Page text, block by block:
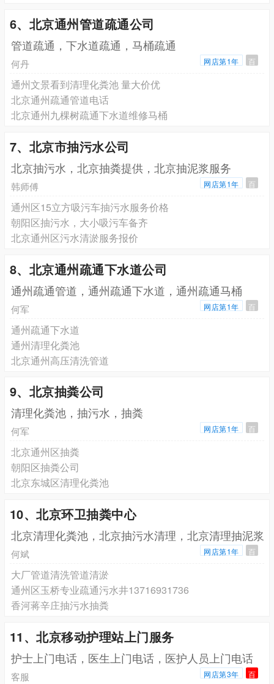
6、北京通州管道疏通公司
管道疏通，下水道疏通，马桶疏通
何丹 网店第1年 百
通州文景看到清理化粪池 量大价优
北京通州疏通管道电话
北京通州九棵树疏通下水道维修马桶
7、北京市抽污水公司
北京抽污水，北京抽粪提供，北京抽泥浆服务
韩师傅 网店第1年 百
通州区15立方吸污车抽污水服务价格
朝阳区抽污水，大小吸污车备齐
北京通州区污水清淤服务报价
8、北京通州疏通下水道公司
通州疏通管道，通州疏通下水道，通州疏通马桶
何军 网店第1年 百
通州疏通下水道
通州清理化粪池
北京通州高压清洗管道
9、北京抽粪公司
清理化粪池，抽污水，抽粪
何军 网店第1年 百
北京通州区抽粪
朝阳区抽粪公司
北京东城区清理化粪池
10、北京环卫抽粪中心
北京清理化粪池，北京抽污水清理，北京清理抽泥浆
何斌 网店第1年 百
大厂管道清洗管道清淤
通州区玉桥专业疏通污水井13716931736
香河蒋辛庄抽污水抽粪
11、北京移动护理站上门服务
护士上门电话，医生上门电话，医护人员上门电话
客服 网店第3年 百